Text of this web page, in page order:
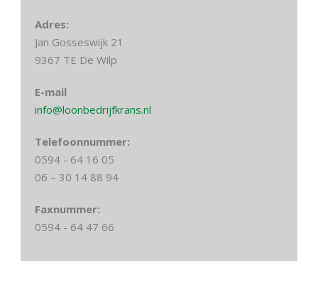
Adres:
Jan Gosseswijk 21
9367 TE De Wilp
E-mail
info@loonbedrijfkrans.nl
Telefoonnummer:
0594 - 64 16 05
06 – 30 14 88 94
Faxnummer:
0594 - 64 47 66